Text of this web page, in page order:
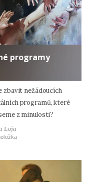
programy
zbavit nežádoucích
programů, které
z minulosti?
Loja